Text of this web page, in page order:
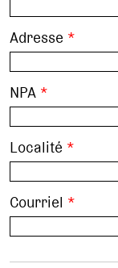
Adresse *
NPA *
Localité *
Courriel *